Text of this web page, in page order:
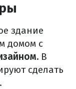
здание
домом с
В
сделать